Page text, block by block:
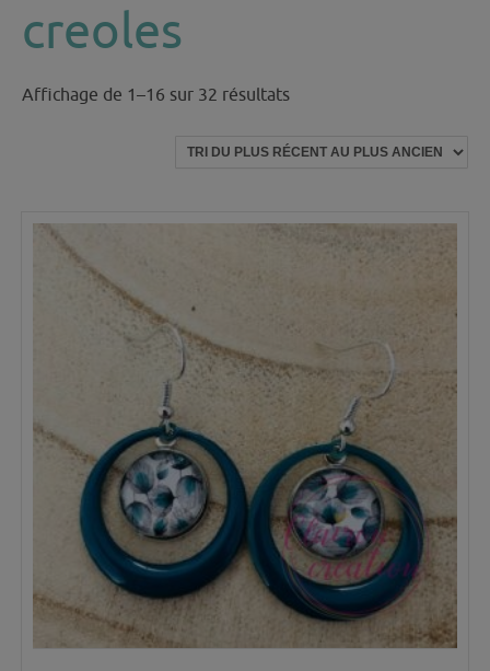
creoles
Affichage de 1–16 sur 32 résultatsTrié
plus
plus
ancien